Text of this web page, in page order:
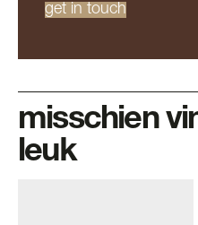
get in touch
misschien
leuk